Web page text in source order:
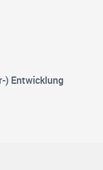
) Entwicklung